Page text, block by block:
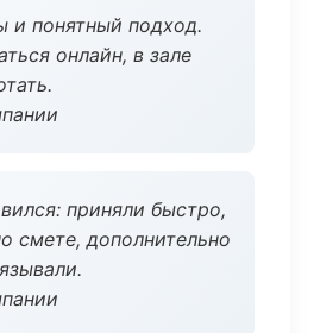
и понятный подход.
онлайн, в зале
приняли быстро,
смете, дополнительно